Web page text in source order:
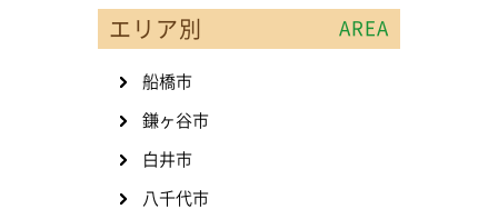
エリア別 AREA
船橋市
鎌ヶ谷市
白井市
八千代市